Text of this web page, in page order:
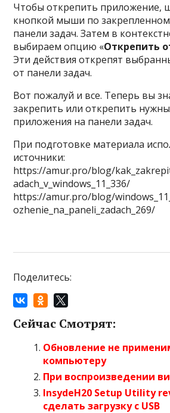
Чтобы открепить приложение,
кнопкой мыши по
панели задач. Затем в
выбираем опцию «Открепить
Эти действия открепят
от панели задач.
Вот пожалуй и все. Теперь вы
закрепить или открепить
приложения на панели задач.
При подготовке материала
источники:
https://amur.pro/blog/
adach_v_windows_11_336/
https://amur.pro/blog/
ozhenie_na_paneli_zadach_269/
Поделитесь:
Сейчас Смотрят:
Обновление не
компьютеру
При воспроизведении
InsydeH20 Setup Utility
сделать загрузку с USB